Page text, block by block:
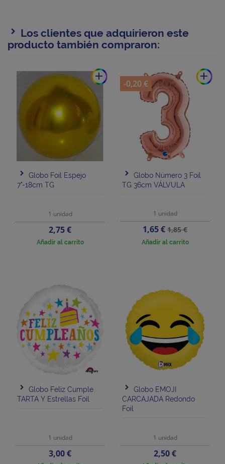
Los clientes que adquirieron este
producto también compraron:
add
Globo Foil Espejo
7"-18cm TG
1 unidad
Precio
2,75 €
Añadir al carrito
add
Globo Número 3 Foil
TG 36cm VÁLVULA
1 unidad
Precio
1,65 €Precio
base
1,85 €
Añadir al carrito
-0,20 €
Globo Feliz Cumple
TARTA Y Estrellas Foil
1 unidad
Precio
3,00 €
Globo EMOJI
CARCAJADA Redondo
Foil
1 unidad
Precio
2,50 €